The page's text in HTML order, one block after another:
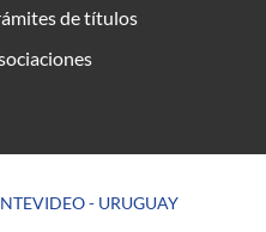
de títulos
- URUGUAY